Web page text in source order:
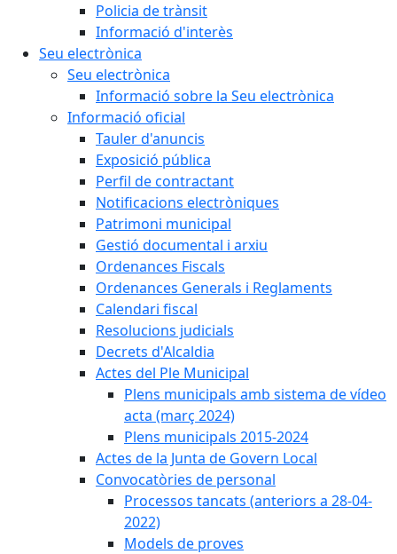
Policia de trànsit
Informació d'interès
Seu electrònica
Seu electrònica
Informació sobre la Seu electrònica
Informació oficial
Tauler d'anuncis
Exposició pública
Perfil de contractant
Notificacions electròniques
Patrimoni municipal
Gestió documental i arxiu
Ordenances Fiscals
Ordenances Generals i Reglaments
Calendari fiscal
Resolucions judicials
Decrets d'Alcaldia
Actes del Ple Municipal
Plens municipals amb sistema de vídeo
acta (març 2024)
Plens municipals 2015-2024
Actes de la Junta de Govern Local
Convocatòries de personal
Processos tancats (anteriors a 28-04-
2022)
Models de proves